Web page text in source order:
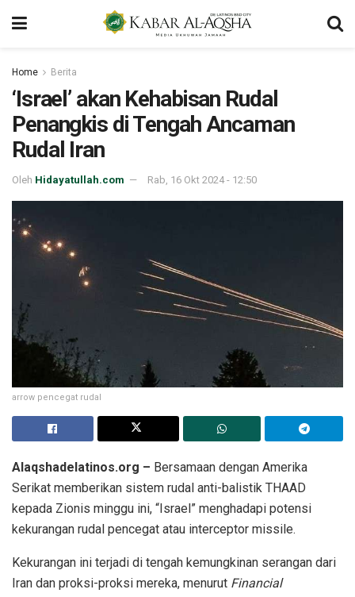
Home Berita
‘Israel’ akan Kehabisan Rudal
Penangkis di Tengah Ancaman
Rudal Iran
Oleh Hidayatullah.com Rab, 16 Okt 2024 - 12:50
arrow pencegat rudal
Alaqshadelatinos.org – Bersamaan dengan Amerika
Serikat memberikan sistem rudal anti-balistik THAAD
kepada Zionis minggu ini, “Israel” menghadapi potensi
kekurangan rudal pencegat atau interceptor missile.
Kekurangan ini terjadi di tengah kemungkinan serangan dari
Iran dan proksi-proksi mereka, menurut Financial